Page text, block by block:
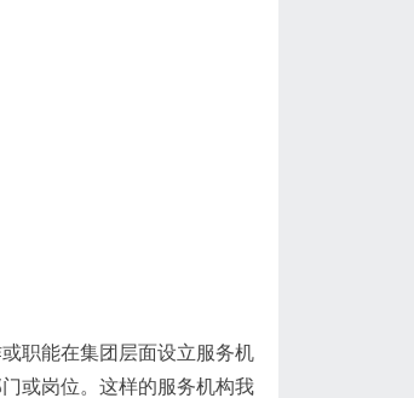
职能在集团层面设立服务机
或岗位。这样的服务机构我